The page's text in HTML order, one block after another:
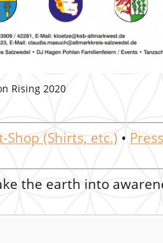
Rising 2020
Shop (Shirts, etc.) •
the earth into